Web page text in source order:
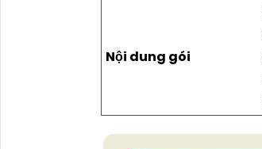
Nội dung gói